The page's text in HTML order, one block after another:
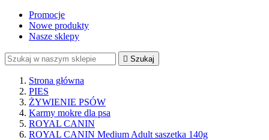
Promocje
Nowe produkty
Nasze sklepy
 Szukaj
Strona główna
PIES
ŻYWIENIE PSÓW
Karmy mokre dla psa
ROYAL CANIN
ROYAL CANIN Medium Adult saszetka 140g